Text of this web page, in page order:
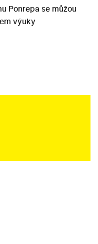
Ponrepa se můžou
výuky